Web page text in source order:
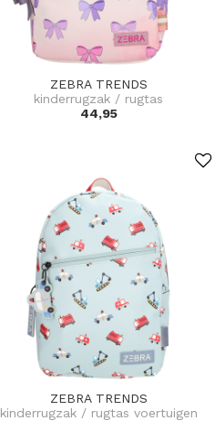
ZEBRA TRENDS
kinderrugzak / rugtas
44,95
ZEBRA TRENDS
kinderrugzak / rugtas voertuigen